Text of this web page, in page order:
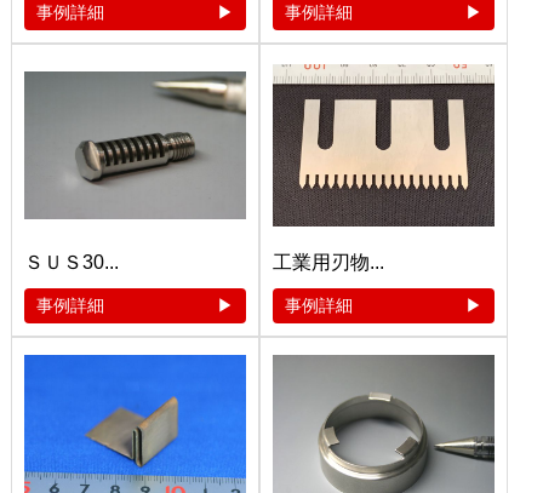
事例詳細 事例詳細
ＳＵＳ30...
事例詳細
工業用刃物...
事例詳細